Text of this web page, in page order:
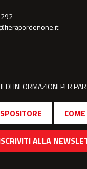
INFORMAZIONI PER
ALLA